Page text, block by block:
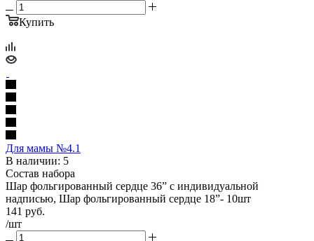
Купить
Для мамы №4.1
В наличии: 5
Состав набора
Шар фольгированный сердце 36” с индивидуальной
надписью, Шар фольгированный сердце 18”- 10шт
141 руб.
/шт